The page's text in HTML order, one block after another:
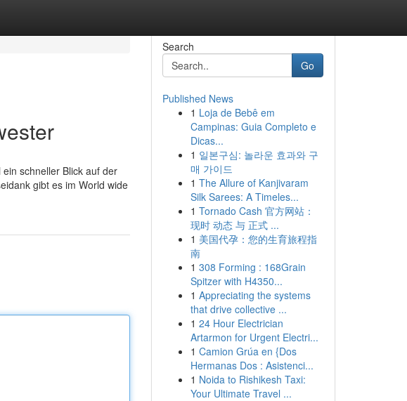
schneller Blick auf der
gibt es im World wide
Search
Go
Published News
1 Loja de Bebê em
Campinas: Guia Completo e
Dicas...
1 일본구심: 놀라운 효과와 구
매 가이드
1 The Allure of Kanjivaram
Silk Sarees: A Timeles...
1 Tornado Cash 官方网站：
现时 动态 与 正式 ...
1 美国代孕：您的生育旅程指
南
1 308 Forming : 168Grain
Spitzer with H4350...
1 Appreciating the systems
that drive collective ...
1 24 Hour Electrician
Artarmon for Urgent Electri...
1 Camion Grúa en {Dos
Hermanas Dos : Asistenci...
1 Noida to Rishikesh Taxi:
Your Ultimate Travel ...